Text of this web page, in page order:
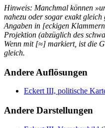
Hinweis: Manchmal können
nahezu oder sogar exakt gleich
Angaben in [eckigen
Projektion (abzüglich des
Wenn mit [≈] markiert, ist die
gleich.
Andere Auflösungen
Eckert III, politische
Andere Darstellungen